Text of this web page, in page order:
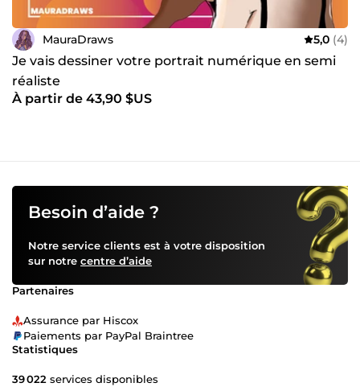
MauraDraws 5,0 (4)
Je vais dessiner votre portrait numérique en semi
réaliste
À partir de 43,90 $US
Besoin d’aide ?
Notre service clients est à votre disposition
sur notre centre d’aide
Partenaires
Assurance par Hiscox
Paiements par PayPal Braintree
Statistiques
39 022 services disponibles